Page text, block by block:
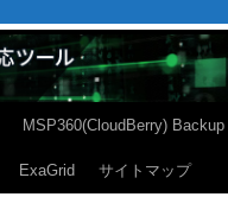
MSP360(CloudBerry) Backup
ExaGrid サイトマップ